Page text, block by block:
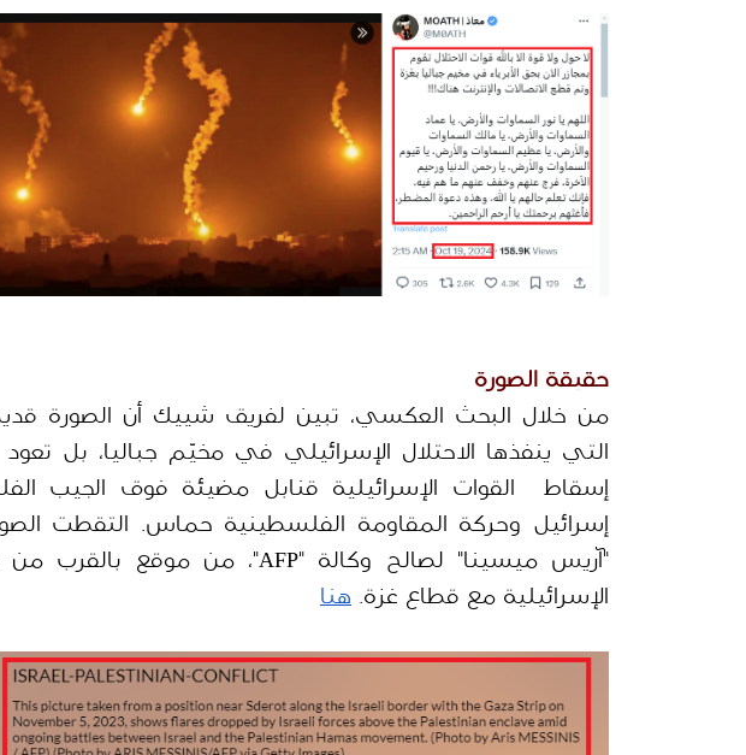
حقيقة الصورة
الإسرائيلية مع قطاع غزة. هنا